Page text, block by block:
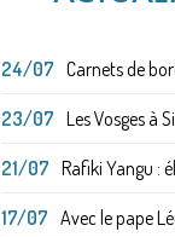
24/07 Carnets de
23/07 Les Vosges à
21/07 Rafiki Yangu :
17/07 Avec le pape